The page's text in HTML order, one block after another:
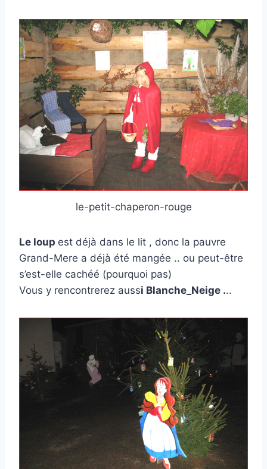
le-petit-chaperon-rouge
Le loup est déjà dans le lit , donc la pauvre
Grand-Mere a déjà été mangée .. ou peut-être
s’est-elle cachéé (pourquoi pas)
Vous y rencontrerez aussi Blanche_Neige ...